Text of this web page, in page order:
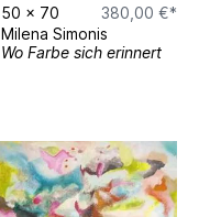
50 x 70
380,00 €*
Milena Simonis
Wo Farbe sich erinnert